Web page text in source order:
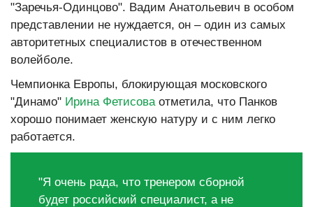
"Заречья-Одинцово". Вадим Анатольевич в особом
представлении не нуждается, он – один из самых
авторитетных специалистов в отечественном
волейболе.
Чемпионка Европы, блокирующая московского
"Динамо" Ирина Фетисоваотметила, что Панков
хорошо понимает женскую натуру и с ним легко
работается.
"Я очень рада, что тренером сборной
будет российский специалист, а не